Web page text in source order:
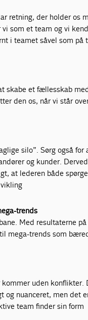
retning, der holder os
som et team og vi
i teamet såvel som på
skabe et fællesskab
den os, når vi står
silo”. Sørg også for
og kunder.
at lederen både
trends
Med resultaterne
mega-trends som
uden konflikter.
og nuanceret, men det
team finder sin form